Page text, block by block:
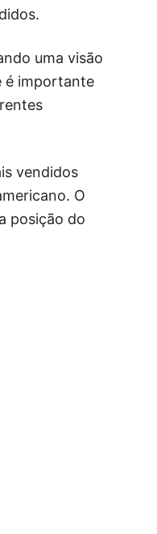
uma visão
é importante
vendidos
O
posição do